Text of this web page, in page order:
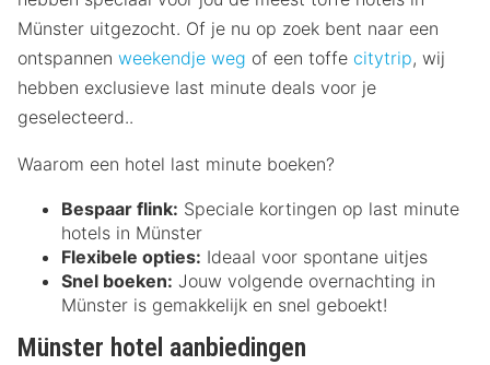
Münster uitgezocht. Of je nu op zoek bent naar een
ontspannen weekendje weg of een toffe citytrip, wij
hebben exclusieve last minute deals voor je
geselecteerd..
Waarom een hotel last minute boeken?
Bespaar flink: Speciale kortingen op last minute
hotels in Münster
Flexibele opties: Ideaal voor spontane uitjes
Snel boeken: Jouw volgende overnachting in
Münster is gemakkelijk en snel geboekt!
Münster hotel aanbiedingen